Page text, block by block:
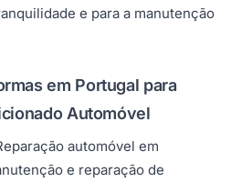
e para a manutenção
em Portugal para
Automóvel
automóvel em
e reparação de